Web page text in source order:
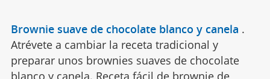
Brownie suave de chocolate blanco y canela .
Atrévete a cambiar la receta tradicional y
preparar unos brownies suaves de chocolate